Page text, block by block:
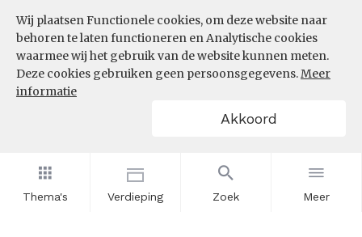
Thema's Verdieping Zoek Meer
Wij plaatsen Functionele cookies, om deze website naar
behoren te laten functioneren en Analytische cookies
waarmee wij het gebruik van de website kunnen meten.
Deze cookies gebruiken geen persoonsgegevens.Meer
informatie
Akkoord
InZicht
Contact